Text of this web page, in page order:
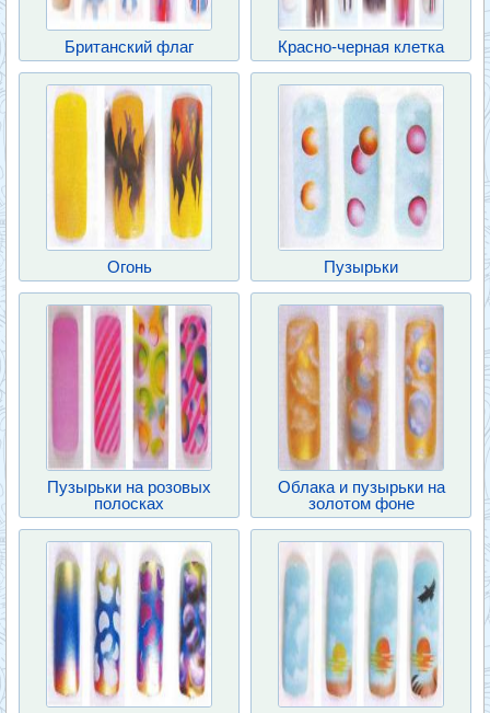
Британский флаг Красно-черная клетка
Огонь Пузырьки
Пузырьки на розовых
полосках
Облака и пузырьки на
золотом фоне